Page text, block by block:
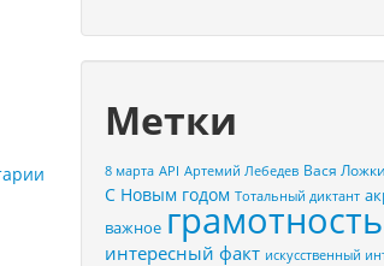
Метки
8 марта API Артемий Лебедев Вася
С Новым годом Тотальный диктант
важное грамотность
интересный факт искусственный